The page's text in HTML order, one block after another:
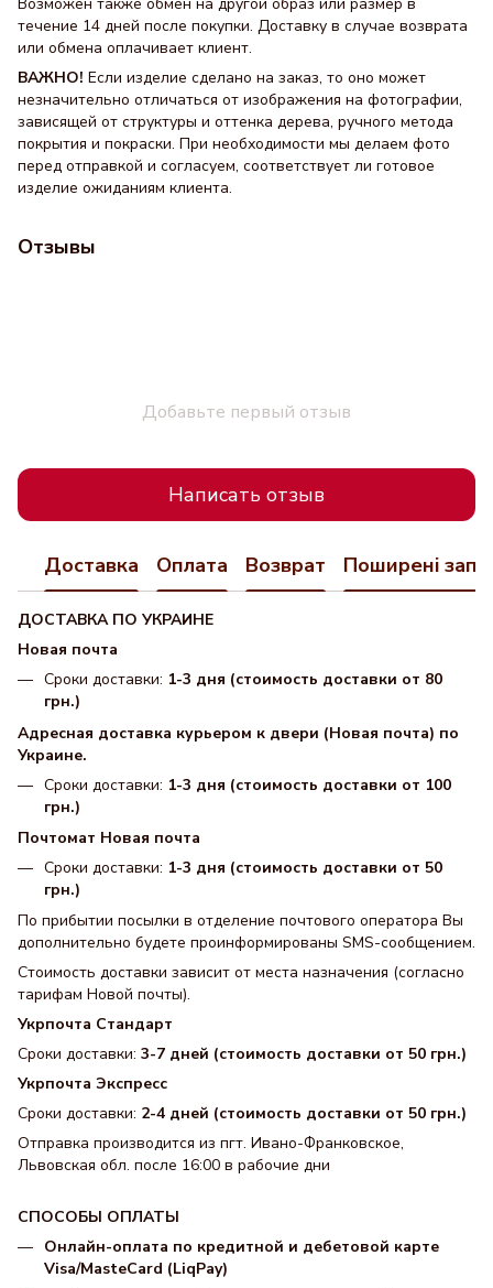
течение 14 дней после покупки. Доставку в случае возврата
или обмена оплачивает клиент.
ВАЖНО! Если изделие сделано на заказ, то оно может
незначительно отличаться от изображения на фотографии,
зависящей от структуры и оттенка дерева, ручного метода
покрытия и покраски. При необходимости мы делаем фото
перед отправкой и согласуем, соответствует ли готовое
изделие ожиданиям клиента.
Отзывы
Добавьте первый отзыв
Написать отзыв
Доставка Оплата Возврат Поширені
ДОСТАВКА ПО УКРАИНЕ
Новая почта
Сроки доставки: 1-3 дня (стоимость доставки от 80
грн.)
Адресная доставка курьером к двери (Новая почта) по
Украине.
Сроки доставки: 1-3 дня (стоимость доставки от 100
грн.)
Почтомат Новая почта
Сроки доставки: 1-3 дня (стоимость доставки от 50
грн.)
По прибытии посылки в отделение почтового оператора Вы
дополнительно будете проинформированы SMS-сообщением.
Стоимость доставки зависит от места назначения (согласно
тарифам Новой почты).
Укрпочта Стандарт
Сроки доставки: 3-7 дней (стоимость доставки от 50 грн.)
Укрпочта Экспресс
Сроки доставки: 2-4 дней (стоимость доставки от 50 грн.)
Отправка производится из пгт. Ивано-Франковское,
Львовская обл. после 16:00 в рабочие дни
СПОСОБЫ ОПЛАТЫ
Онлайн-оплата по кредитной и дебетовой карте
Visa/MasteCard (LiqPay)